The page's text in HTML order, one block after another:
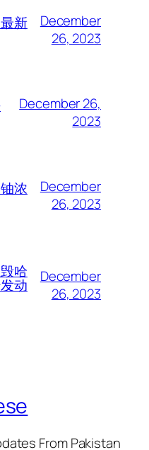
新
December
26, 2023
December 26,
2023
浓
December
26, 2023
哈
动
December
26, 2023
From Pakistan